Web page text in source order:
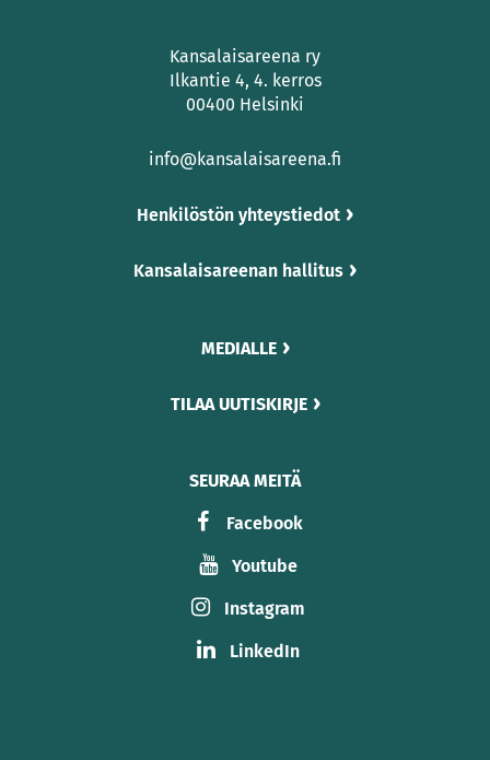
Kansalaisareena ry
Ilkantie 4, 4. kerros
00400 Helsinki
info@kansalaisareena.fi
Henkilöstön yhteystiedot
Kansalaisareenan hallitus
MEDIALLE
TILAA UUTISKIRJE
SEURAA MEITÄ
Facebook
Youtube
Instagram
LinkedIn